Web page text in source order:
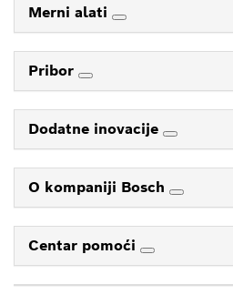
Merni alati
Pribor
Dodatne inovacije
O kompaniji Bosch
Centar pomoći